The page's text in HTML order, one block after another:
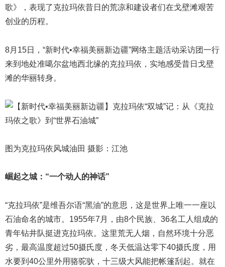
歌》，表现了克拉玛依昔日的荒凉和建设者们在戈壁滩艰苦
创业的历程。
8月15日，“新时代•幸福美丽新边疆”网络主题活动采访团一行
来到地处准噶尔盆地西北缘的克拉玛依，实地感受昔日戈壁
滩的华丽转身。
图为克拉玛依风城油田 摄影：江池
崛起之城：“一个动人的神话”
“克拉玛依”是维吾尔语“黑油”的意思，这是世界上唯一一座以
石油命名的城市。1955年7月，由8个民族、36名工人组成的
青年钻井队挺进克拉玛依。这里荒无人烟，自然环境十分恶
劣，最高温度超过50摄氏度，冬天低温达零下40摄氏度，用
水要到40公里外用骆驼驮，十三级大风能把帐篷刮起。就在